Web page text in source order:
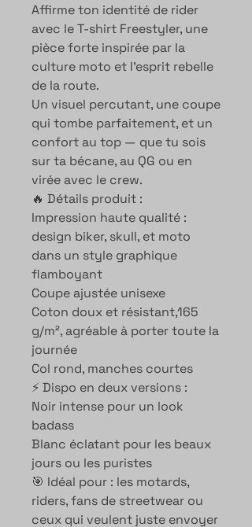
Affirme ton identité de rider
avec le T-shirt Freestyler, une
pièce forte inspirée par la
culture moto et l’esprit rebelle
de la route.
Un visuel percutant, une coupe
qui tombe parfaitement, et un
confort au top — que tu sois
sur ta bécane, au QG ou en
virée avec le crew.
🔥 Détails produit :
Impression haute qualité :
design biker, skull, et moto
dans un style graphique
flamboyant
Coupe ajustée unisexe
Coton doux et résistant,165
g/m², agréable à porter toute la
journée
Col rond, manches courtes
⚡ Dispo en deux versions :
Noir intense pour un look
badass
Blanc éclatant pour les beaux
jours ou les puristes
🎯 Idéal pour : les motards,
riders, fans de streetwear ou
ceux qui veulent juste envoyer